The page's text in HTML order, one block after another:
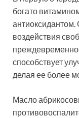
богато
антиоксидантом.
воздействия
способствует
делая ее более
Масло